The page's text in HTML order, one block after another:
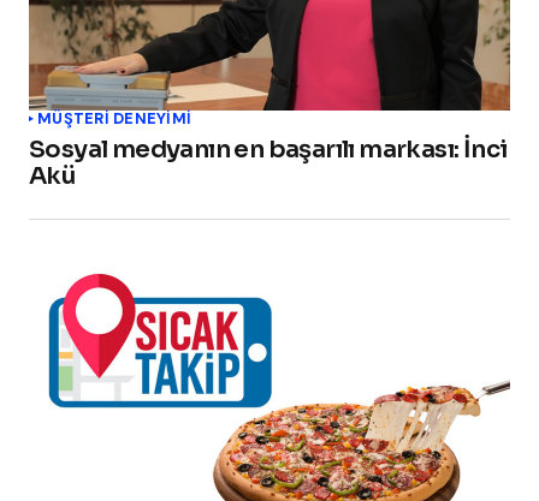
MÜŞTERI DENEYIMI
Sosyal medyanın en başarılı markası: İnci
Akü